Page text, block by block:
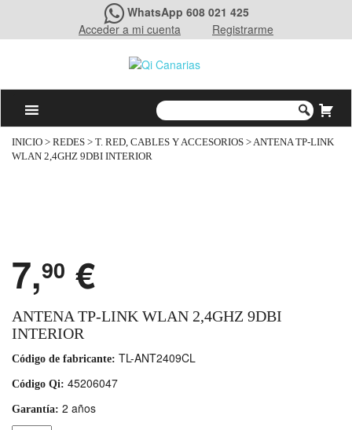
WhatsApp 608 021 425
Acceder a mi cuenta
Registrarme
INICIO > REDES > T. RED, CABLES Y ACCESORIOS > ANTENA TP-LINK
WLAN 2,4GHZ 9DBI INTERIOR
7,90 €
ANTENA TP-LINK WLAN 2,4GHZ 9DBI
INTERIOR
Código de fabricante: TL-ANT2409CL
Código Qi: 45206047
Garantía: 2 años